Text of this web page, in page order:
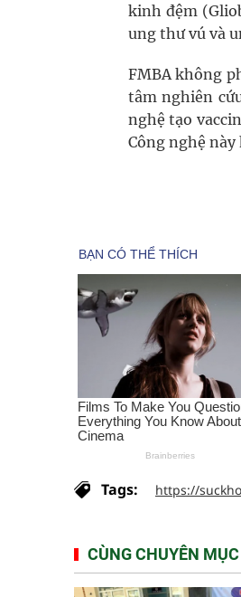
kinh đệm
ung thư vú và
FMBA không
tâm nghiên
nghệ tạo
Công nghệ
Tags: https://
CÙNG CHUYÊN MỤC